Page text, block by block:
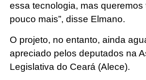
essa tecnologia, mas queremos
pouco mais”, disse Elmano.
O projeto, no entanto, ainda
apreciado pelos deputados na
Legislativa do Ceará (Alece).